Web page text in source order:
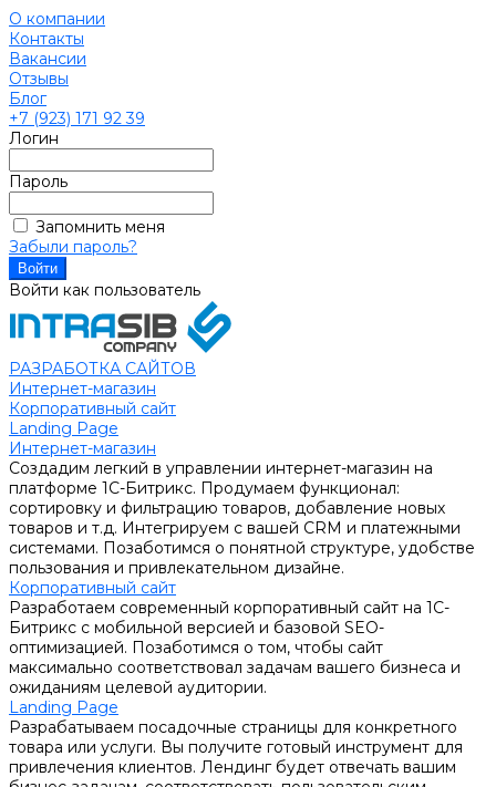
О компании
Контакты
Вакансии
Отзывы
Блог
+7 (923) 171 92 39
Логин
Пароль
Запомнить меня
Забыли пароль?
Войти как пользователь
РАЗРАБОТКА САЙТОВ
Интернет-магазин
Корпоративный сайт
Landing Page
Интернет-магазин
Создадим легкий в управлении интернет-магазин на
платформе 1С-Битрикс. Продумаем функционал:
сортировку и фильтрацию товаров, добавление новых
товаров и т.д. Интегрируем с вашей CRM и платежными
системами. Позаботимся о понятной структуре, удобстве
пользования и привлекательном дизайне.
Корпоративный сайт
Разработаем современный корпоративный сайт на 1С-
Битрикс с мобильной версией и базовой SEO-
оптимизацией. Позаботимся о том, чтобы сайт
максимально соответствовал задачам вашего бизнеса и
ожиданиям целевой аудитории.
Landing Page
Разрабатываем посадочные страницы для конкретного
товара или услуги. Вы получите готовый инструмент для
привлечения клиентов. Лендинг будет отвечать вашим